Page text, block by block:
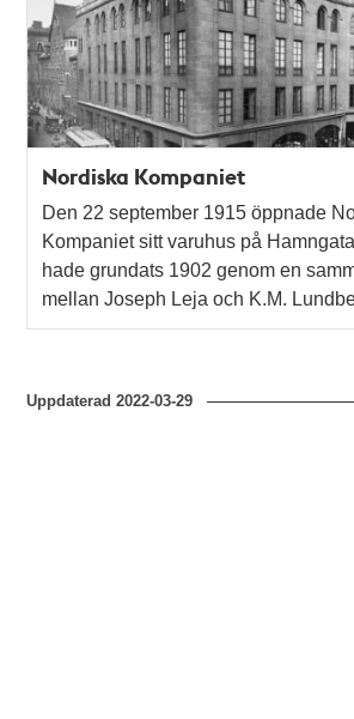
Nordiska Kompaniet
Den 22 september 1915 öppnade
Kompaniet sitt varuhus på
hade grundats 1902 genom en
mellan Joseph Leja och K.M.
Uppdaterad2022-03-29